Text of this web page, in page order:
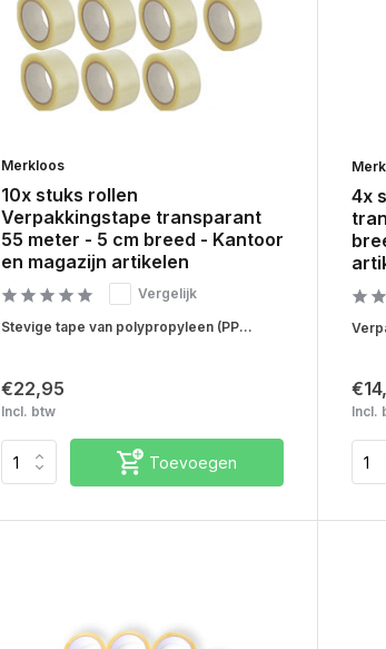
Merkloos
10x stuks rollen
Verpakkingstape transparant
55 meter - 5 cm breed - Kantoor
en magazijn artikelen
Vergelijk
Stevige tape van polypropyleen (PP...
€22,95
Incl. btw
Toevoegen
4x
Incl.